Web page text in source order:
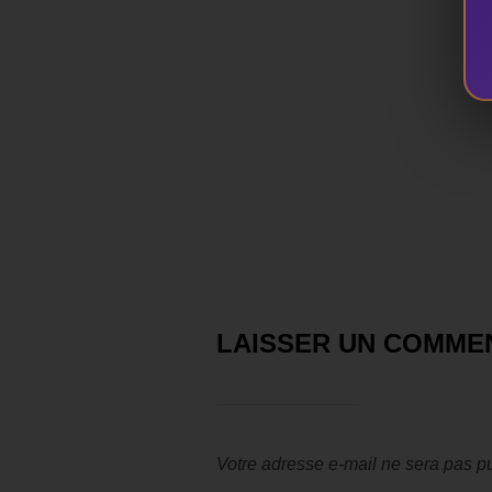
LAISSER UN
Votre adresse e-mail ne sera pas